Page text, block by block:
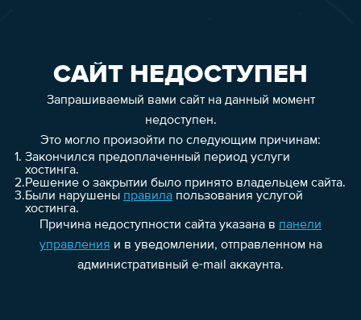
САЙТ НЕДОСТУПЕН
Запрашиваемый вами сайт на данный момент
недоступен.
Это могло произойти по следующим причинам:
1. Закончился предоплаченный период услуги
хостинга.
2.Решение о закрытии было принято владельцем сайта.
3.Были нарушены правилапользования услугой
хостинга.
Причина недоступности сайта указана в панели
управления и в уведомлении, отправленном на
административный e-mail аккаунта.